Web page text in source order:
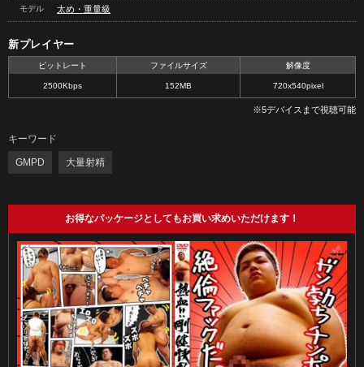
モデル 太め・重量級
新プレイヤー
ビットレート ファイルサイズ 解像度
2500Kbps 152MB 720x540pixel
※5デバイスまで視聴可能
キーワード
GMPD 大量射精
お得なパッケージとしてもお買い求めいただけます！